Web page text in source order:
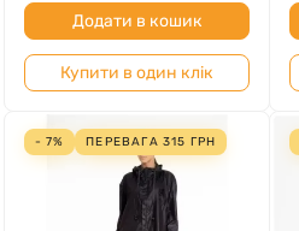
Додати в кошик
Купити в один клік
- 7% ПЕРЕВАГА315 ГРН